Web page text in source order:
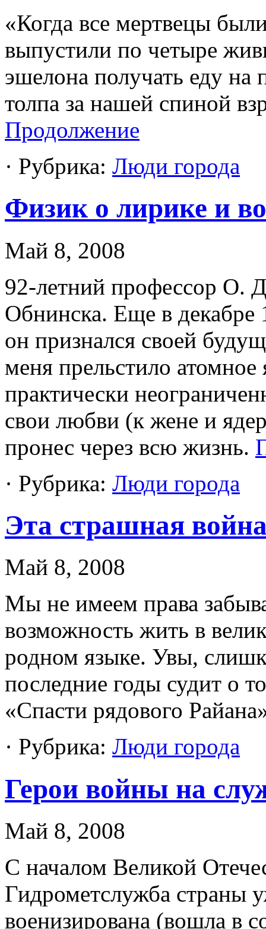
«Когда все мертвецы
выпустили по четыре
эшелона получать еду на
толпа за нашей спиной
Продолжение
· Рубрика: Люди города
Физик о лирике и
Май 8, 2008
92-летний профессор О.
Обнинска. Еще в декабре
он признался своей
меня прельстило
практически
свои любви (к жене и
пронес через всю жизнь.
· Рубрика: Люди города
Эта страшная
Май 8, 2008
Мы не имеем права
возможность жить в
родном языке. Увы,
последние годы судит о
«Спасти рядового
· Рубрика: Люди города
Герои войны на
Май 8, 2008
C началом Великой
Гидрометслужба страны
военизирована (вошла в